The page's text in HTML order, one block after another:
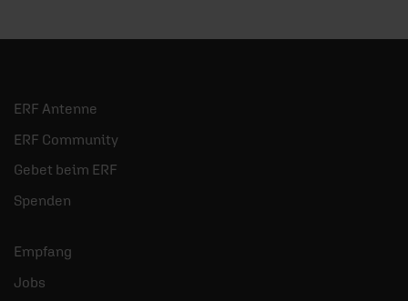
ERF Antenne
ERF Community
Gebet beim ERF
Spenden
Empfang
Jobs